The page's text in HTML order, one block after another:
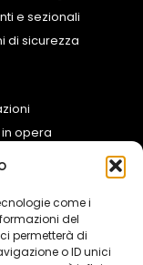
come i
del
permetterà di
o ID unici
e sezionali
di sicurezza
opera
fai da te